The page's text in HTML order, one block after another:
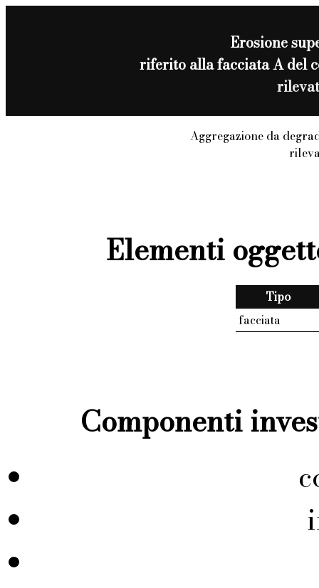
Erosione
riferito alla facciata A del
Aggregazione da
Elementi
Tipo
facciata
Componenti